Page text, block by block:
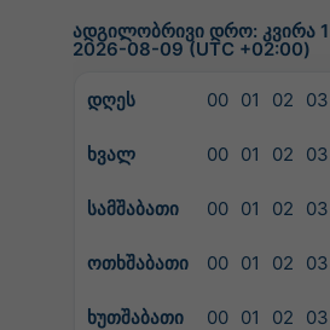
ადგილობრივი დრო: კვირა
2026-08-09 (UTC +02:00)
დღეს 00 01 02 03
ხვალ 00 01 02 03
სამშაბათი 00 01 02 03
ოთხშაბათი 00 01 02 03
ხუთშაბათი 00 01 02 03